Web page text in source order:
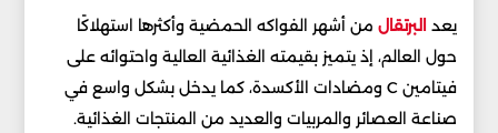
يعد البرتقال من أشهر الفواكه الحمضية وأكثرها استهلاكًا
حول العالم، إذ يتميز بقيمته الغذائية العالية واحتوائه على
فيتامين C ومضادات الأكسدة، كما يدخل بشكل واسع في
صناعة العصائر والمربيات والعديد من المنتجات الغذائية.